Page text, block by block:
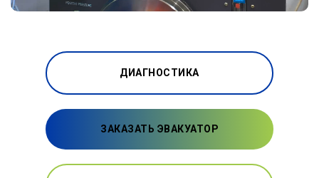
ДИАГНОСТИКА
ЗАКАЗАТЬ ЭВАКУАТОР